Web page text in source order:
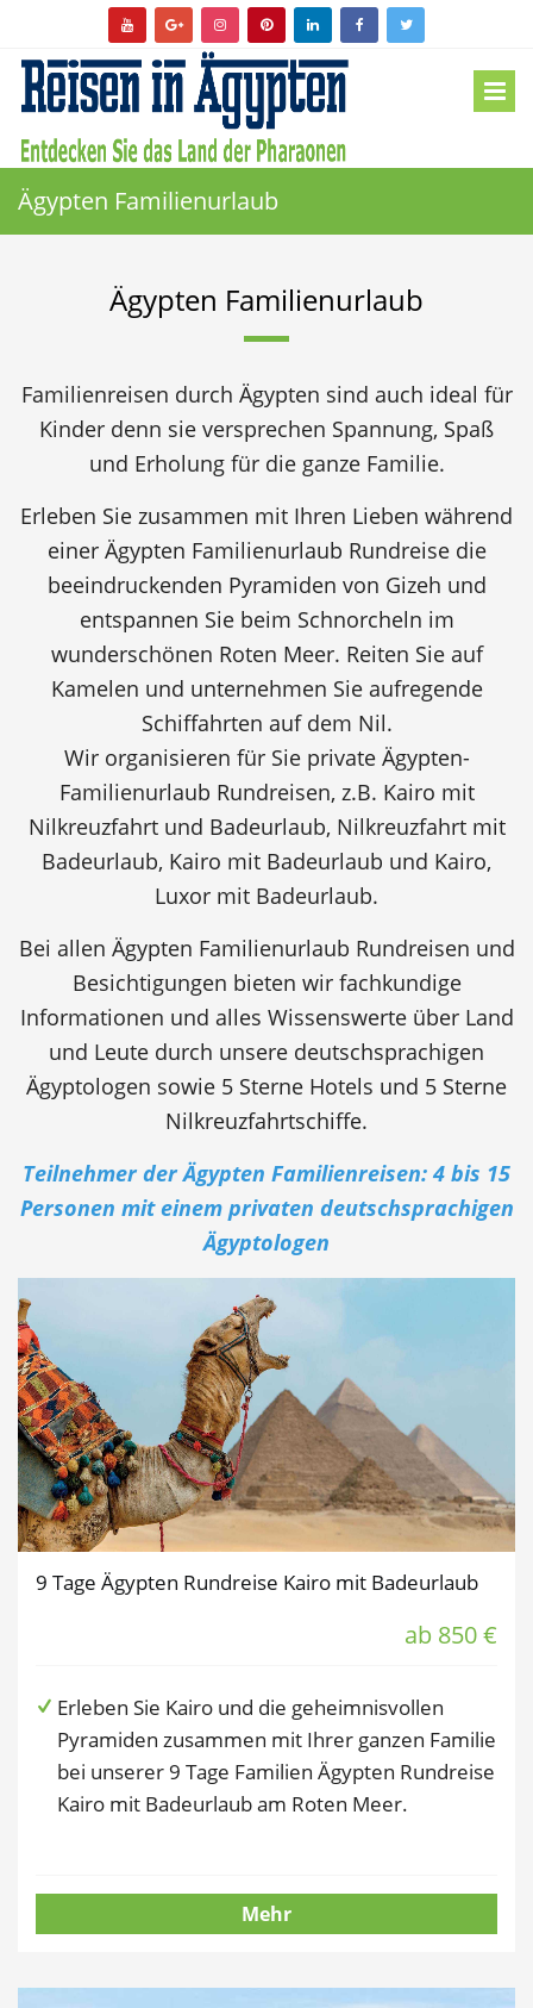
Ägypten Familienurlaub
Ägypten Familienurlaub
Familienreisen durch Ägypten sind auch ideal für
Kinder denn sie versprechen Spannung, Spaß
und Erholung für die ganze Familie.
Erleben Sie zusammen mit Ihren Lieben während
einer Ägypten Familienurlaub Rundreise die
beeindruckenden Pyramiden von Gizeh und
entspannen Sie beim Schnorcheln im
wunderschönen Roten Meer. Reiten Sie auf
Kamelen und unternehmen Sie aufregende
Schiffahrten auf dem Nil.
Wir organisieren für Sie private Ägypten-
Familienurlaub Rundreisen, z.B. Kairo mit
Nilkreuzfahrt und Badeurlaub, Nilkreuzfahrt mit
Badeurlaub, Kairo mit Badeurlaub und Kairo,
Luxor mit Badeurlaub.
Bei allen Ägypten Familienurlaub Rundreisen und
Besichtigungen bieten wir fachkundige
Informationen und alles Wissenswerte über Land
und Leute durch unsere deutschsprachigen
Ägyptologen sowie 5 Sterne Hotels und 5 Sterne
Nilkreuzfahrtschiffe.
Teilnehmer der Ägypten Familienreisen: 4 bis 15
Personen mit einem privaten deutschsprachigen
Ägyptologen
9 Tage Ägypten Rundreise Kairo mit Badeurlaub
ab 850 €
Erleben Sie Kairo und die geheimnisvollen
Pyramiden zusammen mit Ihrer ganzen Familie
bei unserer 9 Tage Familien Ägypten Rundreise
Kairo mit Badeurlaub am Roten Meer.
Mehr